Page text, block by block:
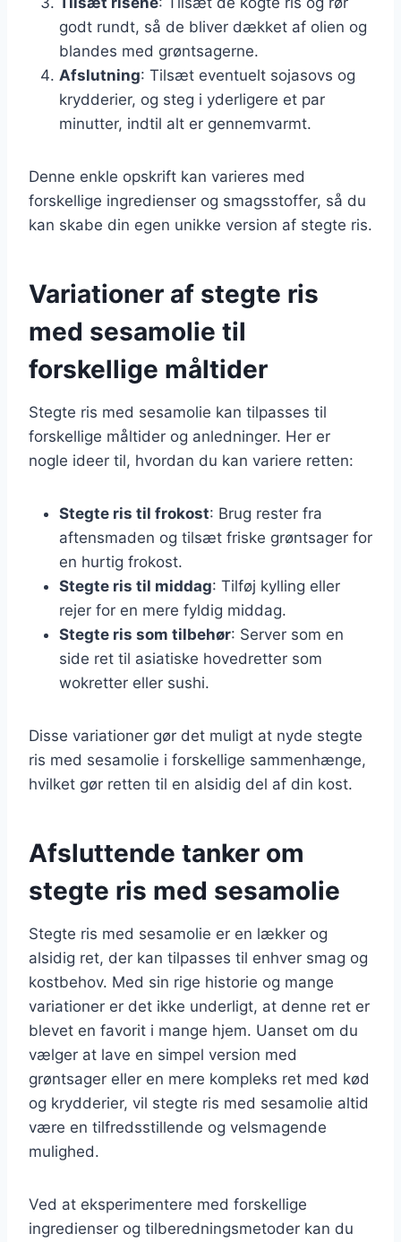
godt rundt, så de bliver dækket af olien og
blandes med grøntsagerne.
Afslutning: Tilsæt eventuelt sojasovs og
krydderier, og steg i yderligere et par
minutter, indtil alt er gennemvarmt.
Denne enkle opskrift kan varieres med
forskellige ingredienser og smagsstoffer, så du
kan skabe din egen unikke version af stegte ris.
Variationer af stegte ris
med sesamolie til
forskellige måltider
Stegte ris med sesamolie kan tilpasses til
forskellige måltider og anledninger. Her er
nogle ideer til, hvordan du kan variere retten:
Stegte ris til frokost: Brug rester fra
aftensmaden og tilsæt friske grøntsager for
en hurtig frokost.
Stegte ris til middag: Tilføj kylling eller
rejer for en mere fyldig middag.
Stegte ris som tilbehør: Server som en
side ret til asiatiske hovedretter som
wokretter eller sushi.
Disse variationer gør det muligt at nyde stegte
ris med sesamolie i forskellige sammenhænge,
hvilket gør retten til en alsidig del af din kost.
Afsluttende tanker om
stegte ris med sesamolie
Stegte ris med sesamolie er en lækker og
alsidig ret, der kan tilpasses til enhver smag og
kostbehov. Med sin rige historie og mange
variationer er det ikke underligt, at denne ret er
blevet en favorit i mange hjem. Uanset om du
vælger at lave en simpel version med
grøntsager eller en mere kompleks ret med kød
og krydderier, vil stegte ris med sesamolie altid
være en tilfredsstillende og velsmagende
mulighed.
Ved at eksperimentere med forskellige
ingredienser og tilberedningsmetoder kan du